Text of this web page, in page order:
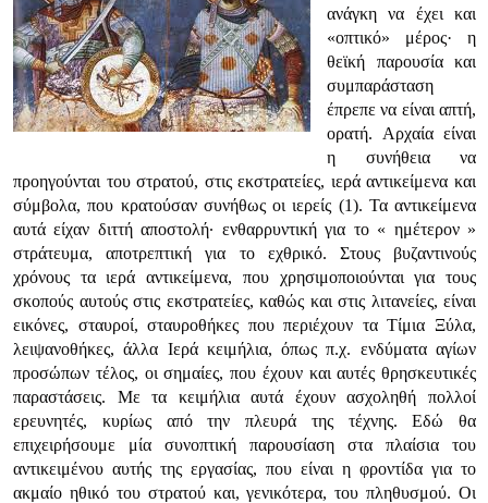
ανάγκη να έχει και
«οπτικό» μέρος· η
θεϊκή παρουσία και
συμπαράσταση
έπρεπε να είναι απτή,
ορατή. Αρχαία είναι
η συνήθεια να
προηγούνται του στρατού, στις εκστρατείες, ιερά αντικείμενα και
σύμβολα, που κρατούσαν συνήθως οι ιερείς (1). Τα αντικείμενα
αυτά είχαν διττή αποστολή· ενθαρρυντική για το « ημέτερον »
στράτευμα, αποτρεπτική για το εχθρικό. Στους βυζαντινούς
χρόνους τα ιερά αντικείμενα, που χρησιμοποιούνται για τους
σκοπούς αυτούς στις εκστρατείες, καθώς και στις λιτανείες, είναι
εικόνες, σταυροί, σταυροθήκες που περιέχουν τα Τίμια Ξύλα,
λειψανοθήκες, άλλα Ιερά κειμήλια, όπως π.χ. ενδύματα αγίων
προσώπων τέλος, οι σημαίες, που έχουν και αυτές θρησκευτικές
παραστάσεις. Με τα κειμήλια αυτά έχουν ασχοληθή πολλοί
ερευνητές, κυρίως από την πλευρά της τέχνης. Εδώ θα
επιχειρήσουμε μία συνοπτική παρουσίαση στα πλαίσια του
αντικειμένου αυτής της εργασίας, που είναι η φροντίδα για το
ακμαίο ηθικό του στρατού και, γενικότερα, του πληθυσμού. Οι